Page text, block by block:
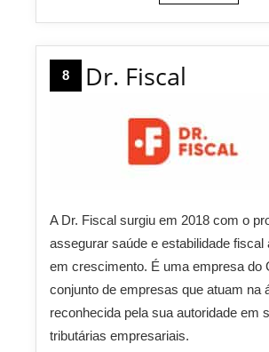
8 Dr. Fiscal
A Dr. Fiscal surgiu em 2018 com o
assegurar saúde e estabilidade fiscal
em crescimento. É uma empresa do
conjunto de empresas que atuam na
reconhecida pela sua autoridade em
tributárias empresariais.